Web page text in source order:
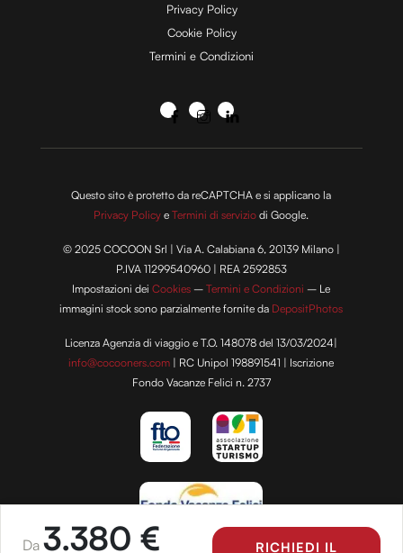
Da 3.380 € RICHIEDI IL
Privacy Policy
Cookie Policy
Termini e Condizioni
Questo sito è protetto da reCAPTCHA e si applicano la
Privacy Policy eTermini di servizio di Google.
© 2025 COCOON Srl | Via A. Calabiana 6, 20139 Milano |
P.IVA 11299540960 | REA 2592853
Impostazioni deiCookies –Termini e Condizioni – Le
immagini stock sono parzialmente fornite da DepositPhotos
Licenza Agenzia di viaggio e T.O. 148078 del 13/03/2024|
info@cocooners.com | RC Unipol 198891541 | Iscrizione
Fondo Vacanze Felici n. 2737